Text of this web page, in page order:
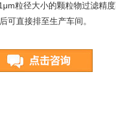
粒径大小的颗粒物过滤精
可直接排至生产车间。